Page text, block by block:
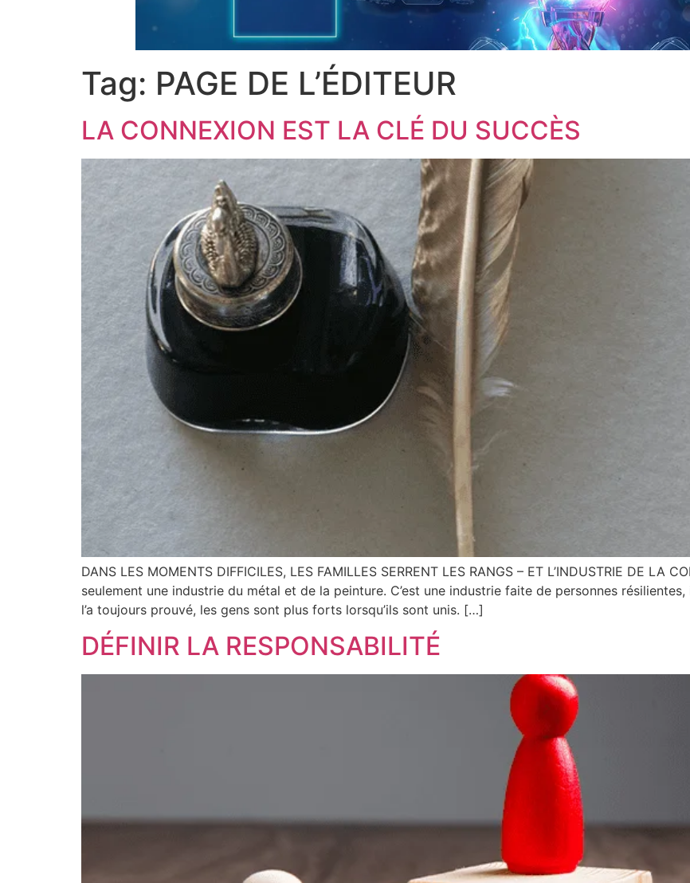
Tag: PAGE DE L’ÉDITEUR
LA CONNEXION EST LA CLÉ DU SUCCÈS
DANS LES MOMENTS DIFFICILES, LES FAMILLES SERRENT LES RANGS – ET L’INDUSTRIE DE LA
seulement une industrie du métal et de la peinture. C’est une industrie faite de personnes
l’a toujours prouvé, les gens sont plus forts lorsqu’ils sont unis. […]
DÉFINIR LA RESPONSABILITÉ